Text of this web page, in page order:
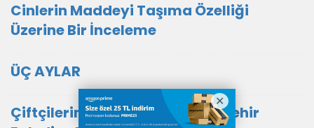
Cinlerin Maddeyi Taşıma Özelliği
Üzerine Bir İnceleme
ÜÇ AYLAR
Çiftçilerin Dostu Muğla Büyükşehir